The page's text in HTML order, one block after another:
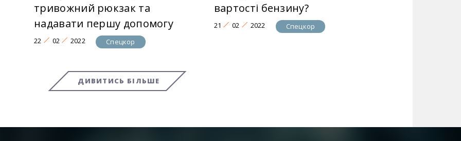
тривожний рюкзак та
надавати першу допомогу
22 02 2022 Спецкор
вартості бензину?
21 02 2022 Спецкор
ДИВИТИСЬ БІЛЬШЕ